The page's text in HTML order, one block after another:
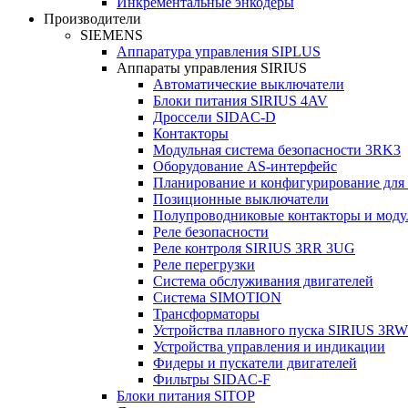
Производители
SIEMENS
Аппаратура управления SIPLUS
Аппараты управления SIRIUS
Автоматические выключатели
Блоки питания SIRIUS 4AV
Дроссели SIDAC-D
Контакторы
Модульная система безопасности 3RK3
Оборудование AS-интерфейс
Планирование и конфигурирование
Позиционные выключатели
Полупроводниковые контакторы и
Реле безопасности
Реле контроля SIRIUS 3RR 3UG
Реле перегрузки
Сиcтема обслуживания двигателей
Система SIMOTION
Трансформаторы
Устройства плавного пуска SIRIUS 3RW
Устройства управления и индикации
Фидеры и пускатели двигателей
Фильтры SIDAC-F
Блоки питания SITOP